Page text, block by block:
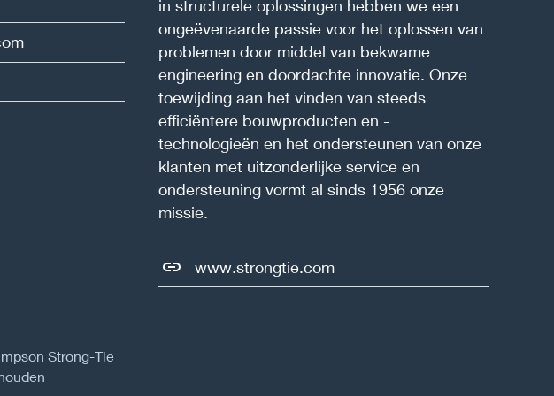
in structurele oplossingen hebben we een
ongeëvenaarde passie voor het oplossen van
problemen door middel van bekwame
engineering en doordachte innovatie. Onze
toewijding aan het vinden van steeds
efficiëntere bouwproducten en -
technologieën en het ondersteunen van onze
klanten met uitzonderlijke service en
ondersteuning vormt al sinds 1956 onze
missie.
www.strongtie.com
Strong-Tie